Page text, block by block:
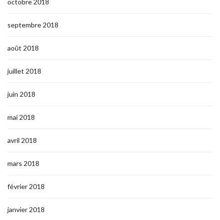
octobre 2018
septembre 2018
août 2018
juillet 2018
juin 2018
mai 2018
avril 2018
mars 2018
février 2018
janvier 2018